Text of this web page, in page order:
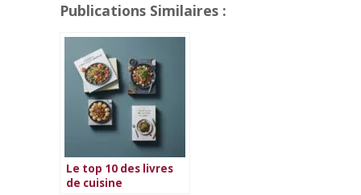
Publications Similaires :
Le top 10 des livres
de cuisine